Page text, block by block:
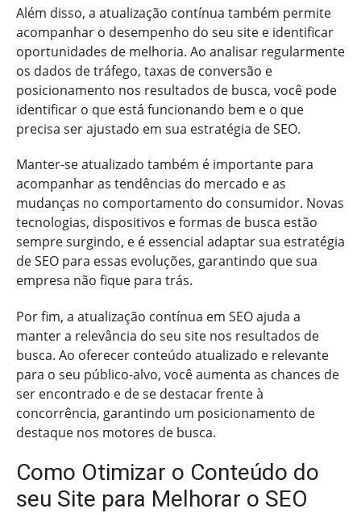
Além disso, a atualização contínua também permite
acompanhar o desempenho do seu site e identificar
oportunidades de melhoria. Ao analisar regularmente
os dados de tráfego, taxas de conversão e
posicionamento nos resultados de busca, você pode
identificar o que está funcionando bem e o que
precisa ser ajustado em sua estratégia de SEO.
Manter-se atualizado também é importante para
acompanhar as tendências do mercado e as
mudanças no comportamento do consumidor. Novas
tecnologias, dispositivos e formas de busca estão
sempre surgindo, e é essencial adaptar sua estratégia
de SEO para essas evoluções, garantindo que sua
empresa não fique para trás.
Por fim, a atualização contínua em SEO ajuda a
manter a relevância do seu site nos resultados de
busca. Ao oferecer conteúdo atualizado e relevante
para o seu público-alvo, você aumenta as chances de
ser encontrado e de se destacar frente à
concorrência, garantindo um posicionamento de
destaque nos motores de busca.
Como Otimizar o Conteúdo do
seu Site para Melhorar o SEO